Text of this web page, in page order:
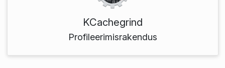
KCachegrind
Profileerimisrakendus